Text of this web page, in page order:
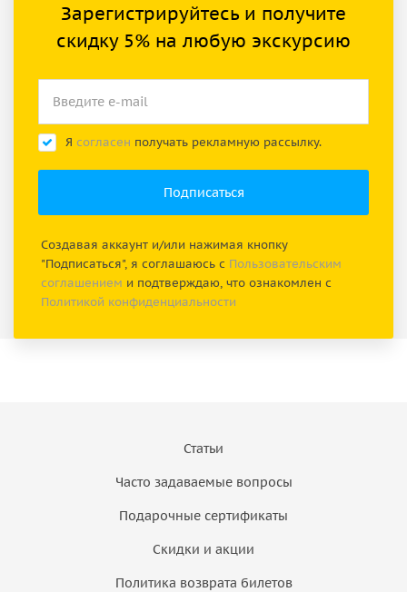
Зарегистрируйтесь и получите
скидку 5% на любую экскурсию
Я согласен получать рекламную рассылку.
Создавая аккаунт и/или нажимая кнопку
"Подписаться", я соглашаюсь с Пользовательским
соглашением и подтверждаю, что ознакомлен с
Политикой конфиденциальности
Статьи
Часто задаваемые вопросы
Подарочные сертификаты
Скидки и акции
Политика возврата билетов